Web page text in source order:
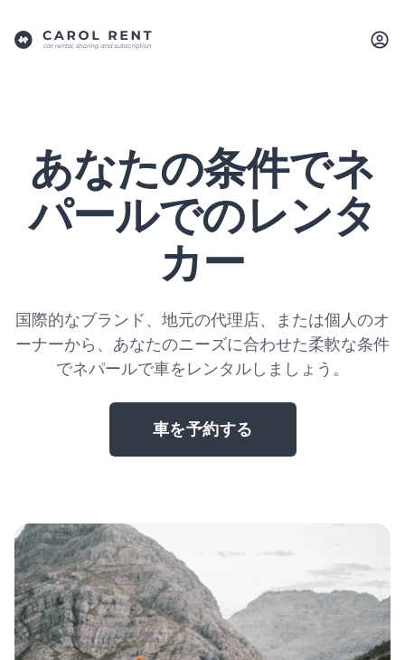
あなたの条件でネ
パールでのレンタ
カー
国際的なブランド、地元の代理店、または個人のオ
ーナーから、あなたのニーズに合わせた柔軟な条件
でネパールで車をレンタルしましょう。
車を予約する